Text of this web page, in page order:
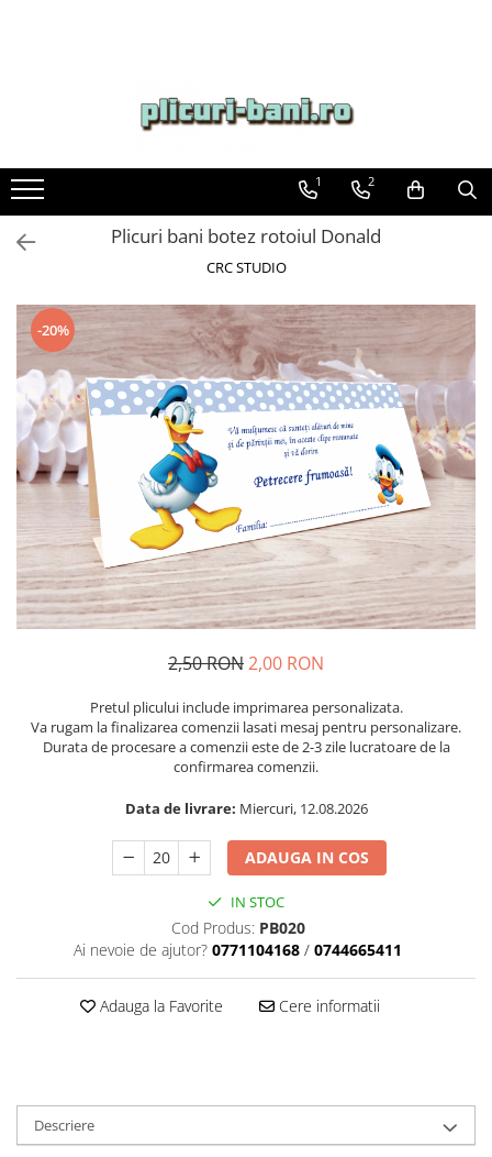
1 2
Plicuri bani botez rotoiul Donald
CRC STUDIO
-20%
2,50 RON2,00 RON
Pretul plicului include imprimarea personalizata.
Va rugam la finalizarea comenzii lasati mesaj pentru personalizare.
Durata de procesare a comenzii este de 2-3 zile lucratoare de la
confirmarea comenzii.
Data de livrare: Miercuri, 12.08.2026
ADAUGA IN COS
IN STOC
Cod Produs: PB020
Ai nevoie de ajutor? 0771104168 / 0744665411
Adauga la Favorite Cere informatii
Descriere